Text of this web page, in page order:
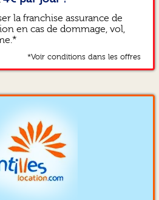
la franchise assurance de
en cas de dommage, vol,
*Voir conditions dans les offres